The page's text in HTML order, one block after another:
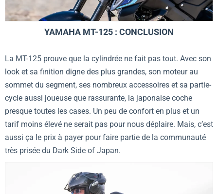
YAMAHA MT-125 : CONCLUSION
La MT-125 prouve que la cylindrée ne fait pas tout. Avec son
look et sa finition digne des plus grandes, son moteur au
sommet du segment, ses nombreux accessoires et sa partie-
cycle aussi joueuse que rassurante, la japonaise coche
presque toutes les cases. Un peu de confort en plus et un
tarif moins élevé ne serait pas pour nous déplaire. Mais, c’est
aussi ça le prix à payer pour faire partie de la communauté
très prisée du Dark Side of Japan.